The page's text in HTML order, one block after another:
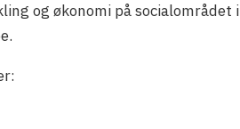
og økonomi på